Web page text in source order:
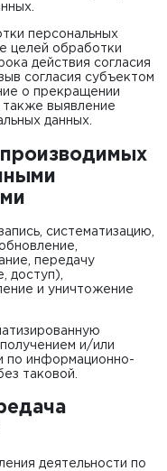
персональных
целей обработки
действия согласия
согласия субъектом
о прекращении
также выявление
данных.
систематизацию,
передачу
доступ),
и уничтожение
и/или
по информационно-
таковой.
деятельности по